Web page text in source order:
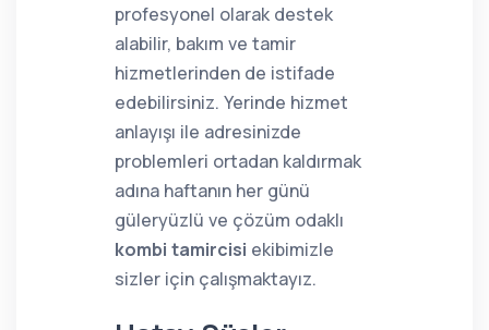
profesyonel olarak destek
alabilir, bakım ve tamir
hizmetlerinden de istifade
edebilirsiniz. Yerinde hizmet
anlayışı ile adresinizde
problemleri ortadan kaldırmak
adına haftanın her günü
güleryüzlü ve çözüm odaklı
kombi tamircisi ekibimizle
sizler için çalışmaktayız.